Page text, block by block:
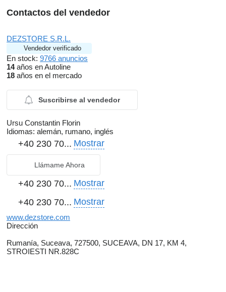
Contactos del vendedor
DEZSTORE S.R.L.
Vendedor verificado
En stock: 9766 anuncios
14años en Autoline
18 años en el mercado
Suscribirse al vendedor
Ursu Constantin Florin
Idiomas: alemán, rumano, inglés
+40 230 70... Mostrar
Llámame Ahora
+40 230 70... Mostrar
+40 230 70... Mostrar
www.dezstore.com
Dirección
Rumanía, Suceava, 727500, SUCEAVA, DN 17, KM 4,
STROIESTI NR.828C